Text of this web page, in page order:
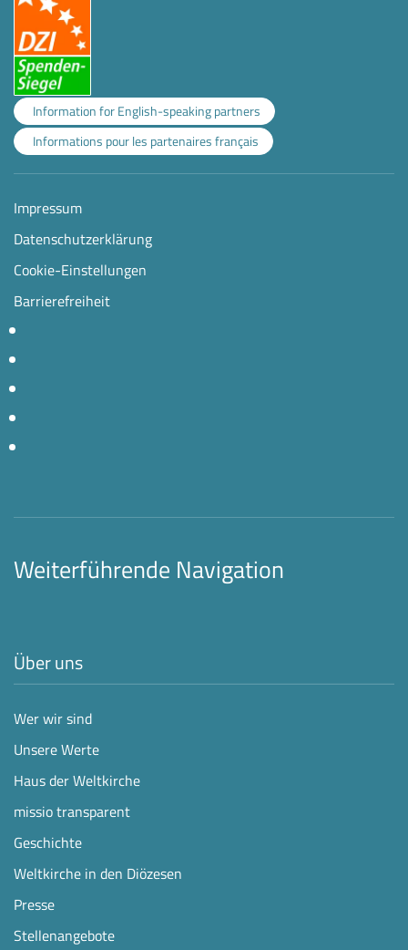
Information for English-speaking partners
Informations pour les partenaires français
Impressum
Datenschutzerklärung
Cookie-Einstellungen
Barrierefreiheit
Weiterführende Navigation
Über uns
Wer wir sind
Unsere Werte
Haus der Weltkirche
missio transparent
Geschichte
Weltkirche in den Diözesen
Presse
Stellenangebote